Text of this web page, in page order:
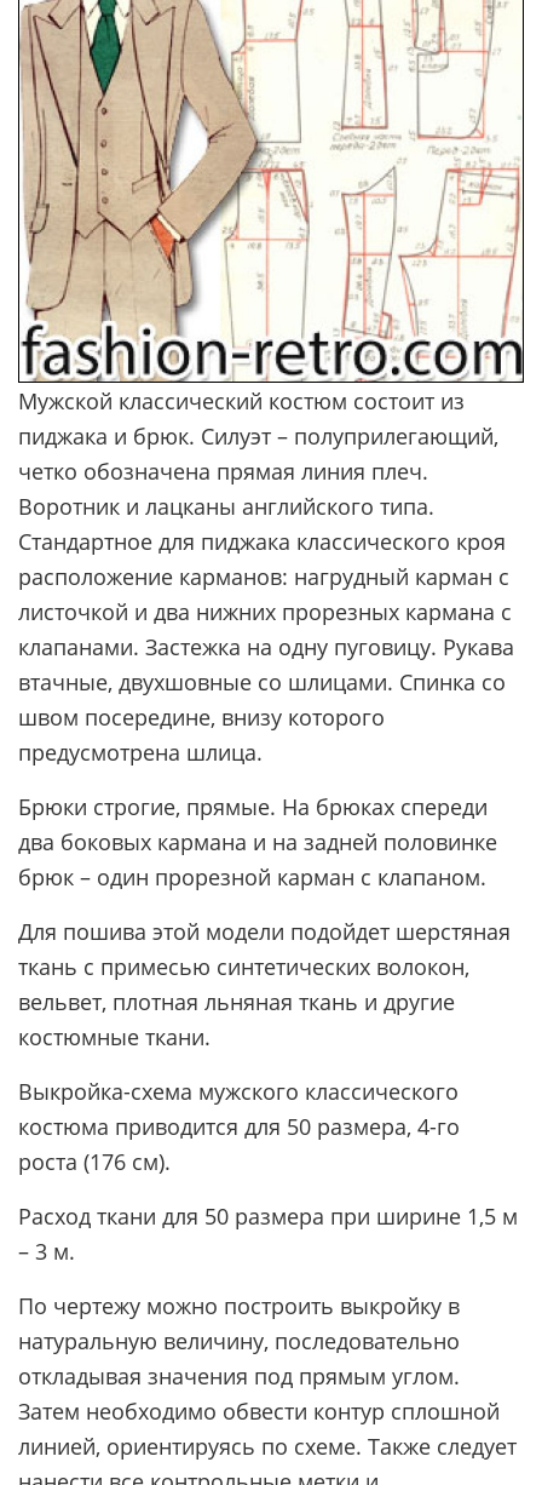
Мужской классический костюм состоит из
пиджака и брюк. Силуэт – полуприлегающий,
четко обозначена прямая линия плеч.
Воротник и лацканы английского типа.
Стандартное для пиджака классического кроя
расположение карманов: нагрудный карман с
листочкой и два нижних прорезных кармана с
клапанами. Застежка на одну пуговицу. Рукава
втачные, двухшовные со шлицами. Спинка со
швом посередине, внизу которого
предусмотрена шлица.
Брюки строгие, прямые. На брюках спереди
два боковых кармана и на задней половинке
брюк – один прорезной карман с клапаном.
Для пошива этой модели подойдет шерстяная
ткань с примесью синтетических волокон,
вельвет, плотная льняная ткань и другие
костюмные ткани.
Выкройка-схема мужского классического
костюма приводится для 50 размера, 4-го
роста (176 см).
Расход ткани для 50 размера при ширине 1,5 м
– 3 м.
По чертежу можно построить выкройку в
натуральную величину, последовательно
откладывая значения под прямым углом.
Затем необходимо обвести контур сплошной
линией, ориентируясь по схеме. Также следует